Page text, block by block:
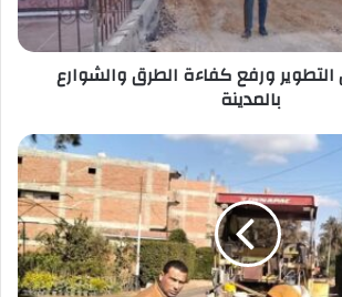
التطوير ورفع كفاءة الطرق والشوارع
بالمدينة